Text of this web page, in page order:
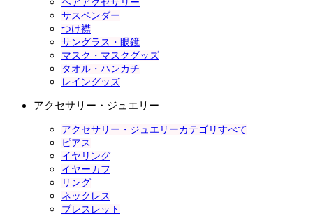
ヘアアクセサリー
サスペンダー
つけ襟
サングラス・眼鏡
マスク・マスクグッズ
タオル・ハンカチ
レイングッズ
アクセサリー・ジュエリー
アクセサリー・ジュエリーカテゴリすべて
ピアス
イヤリング
イヤーカフ
リング
ネックレス
ブレスレット